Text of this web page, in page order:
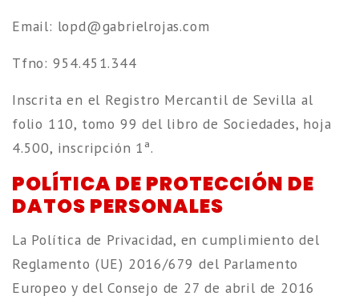
Email:
moc.s
ajorl
eirba
g@dpo
l
Tfno: 954.451.344
Inscrita en el Registro Mercantil de Sevilla al
folio 110, tomo 99 del libro de Sociedades, hoja
4.500, inscripción 1ª.
POLÍTICA DE PROTECCIÓN DE
DATOS PERSONALES
La Política de Privacidad, en cumplimiento del
Reglamento (UE) 2016/679 del Parlamento
Europeo y del Consejo de 27 de abril de 2016